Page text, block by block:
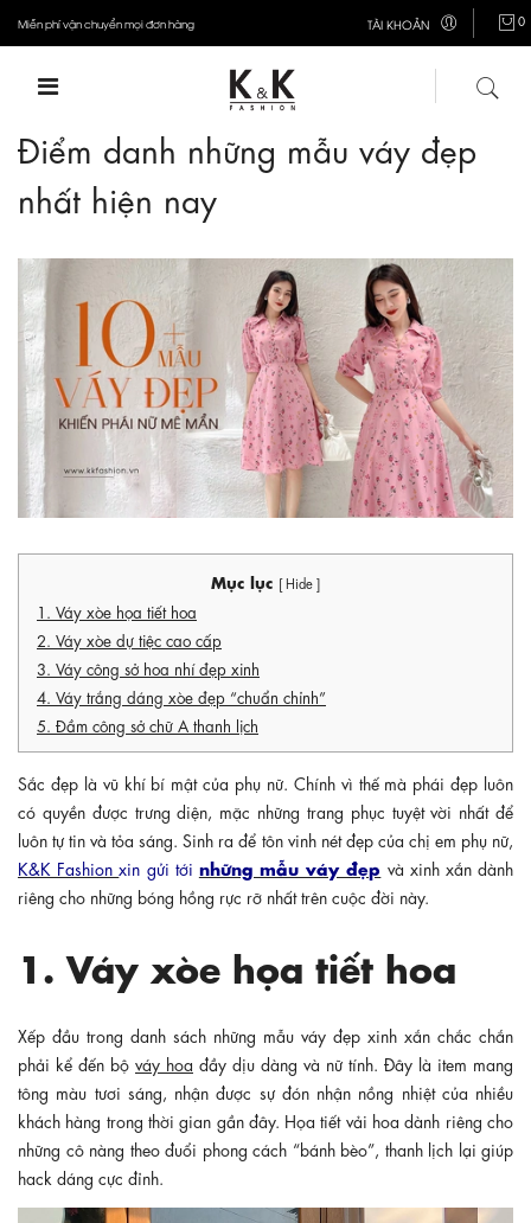
Miễn phí vận chuyển mọi đơn hàng TÀI KHOẢN 0
Điểm danh những mẫu váy đẹp
nhất hiện nay
Mục lục [ Hide ]
1. Váy xòe họa tiết hoa
2. Váy xòe dự tiệc cao cấp
3. Váy công sở hoa nhí đẹp xinh
4. Váy trắng dáng xòe đẹp “chuẩn chỉnh”
5. Đầm công sở chữ A thanh lịch
Sắc đẹp là vũ khí bí mật của phụ nữ. Chính vì thế mà phái đẹp luôn
có quyền được trưng diện, mặc những trang phục tuyệt vời nhất để
luôn tự tin và tỏa sáng. Sinh ra để tôn vinh nét đẹp của chị em phụ nữ,
K&K Fashionxin gửi tới những mẫu váy đẹp và xinh xắn dành
riêng cho những bóng hồng rực rỡ nhất trên cuộc đời này.
1. Váy xòe họa tiết hoa
Xếp đầu trong danh sách những mẫu váy đẹp xinh xắn chắc chắn
phải kể đến bộ váy hoa đầy dịu dàng và nữ tính. Đây là item mang
tông màu tươi sáng, nhận được sự đón nhận nồng nhiệt của nhiều
khách hàng trong thời gian gần đây. Họa tiết vải hoa dành riêng cho
những cô nàng theo đuổi phong cách “bánh bèo”, thanh lịch lại giúp
hack dáng cực đỉnh.